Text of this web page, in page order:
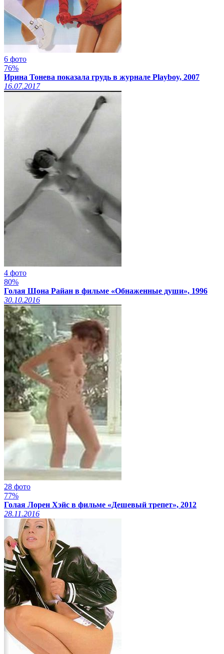
6 фото
76%
Ирина Тонева показала грудь в журнале Playboy, 2007
16.07.2017
4 фото
80%
Голая Шона Райан в фильме «Обнаженные души», 1996
30.10.2016
28 фото
77%
Голая Лорен Хэйс в фильме «Дешевый трепет», 2012
28.11.2016